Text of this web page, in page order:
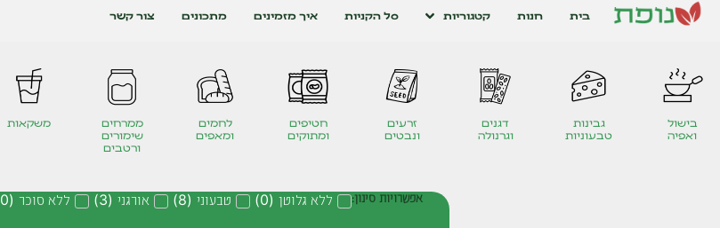
בית חנות קטגוריות סל הקניות איך מזמינים מתכונים צור קשר
בישול
ואפיה
גבינות
טבעוניות
דגנים
וגרנולה
זרעים
ונבטים
חטיפים
ומתוקים
לחמים
ומאפים
ממרחים
שימורים
ורטבים
משקאות
אפשרויות סינון: ללא גלוטן (
0
) טבעוני (
8
) אורגני (
3
) ללא סוכר (
0